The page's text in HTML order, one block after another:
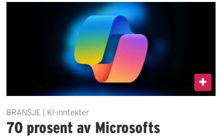
BRANSJE | KI-inntekter
70 prosent av Microsofts